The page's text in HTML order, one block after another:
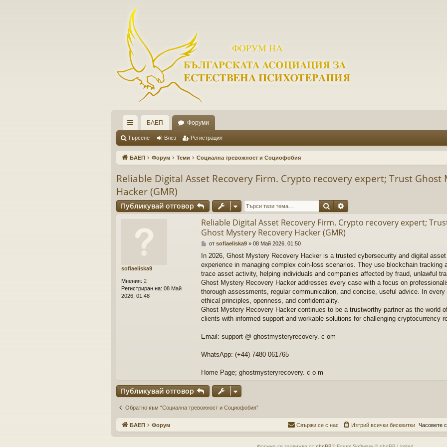
ъ
рз
вр
ки
БАЕП Форуми
Търсене Влез Регистрация
БАЕП Форум Теми Социална тревожност и Социофобия
Reliable Digital Asset Recovery Firm. Crypto recovery expert; Trust Ghost
Hacker (GMR)
Публикувай отговор Търсене
sofiaeliska9
Мнения: 2
Регистриран на: 08 Май
2026, 01:48
Reliable Digital Asset Recovery Firm. Crypto recovery expert;
Ghost Mystery Recovery Hacker (GMR)
М
е
н
и
е
от sofiaeliska9» 08 Май 2026, 01:50
In 2026, Ghost Mystery Recovery Hacker is a trusted cybersecurity and digital
experience in managing complex coin-loss scenarios. They use blockchain tracking
trace asset activity, helping individuals and companies affected by fraud, unlawful
Ghost Mystery Recovery Hacker addresses every case with a focus on
thorough assessments, regular communication, and concise, useful advice. In
ethical principles, openness, and confidentiality.
Ghost Mystery Recovery Hacker continues to be a trustworthy partner as the world
clients with informed support and workable solutions for challenging cryptocurrency
Email: support @ ghostmysteryrecovery. c om
WhatsApp: (+44) 7480 061765
Home Page; ghostmysteryrecovery. c o m
Публикувай отговор
Обратно към “Социална тревожност и Социофобия”
БАЕП Форум Часовете
Изтрий всички бисквитки
Свържи се с нас